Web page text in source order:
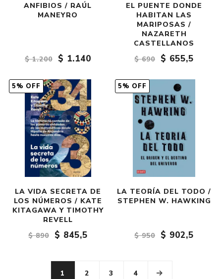
ANFIBIOS / RAÚL
MANEYRO
$ 1.200 $ 1.140
EL PUENTE DONDE
HABITAN LAS
MARIPOSAS /
NAZARETH
CASTELLANOS
$ 690
$ 655,5
5% OFF
LA VIDA SECRETA DE
LOS NÚMEROS / KATE
KITAGAWA Y TIMOTHY
REVELL
$ 890
$ 845,5
5% OFF
LA TEORÍA DEL TODO /
STEPHEN W. HAWKING
$ 950 $ 902,5
1 2 3 4